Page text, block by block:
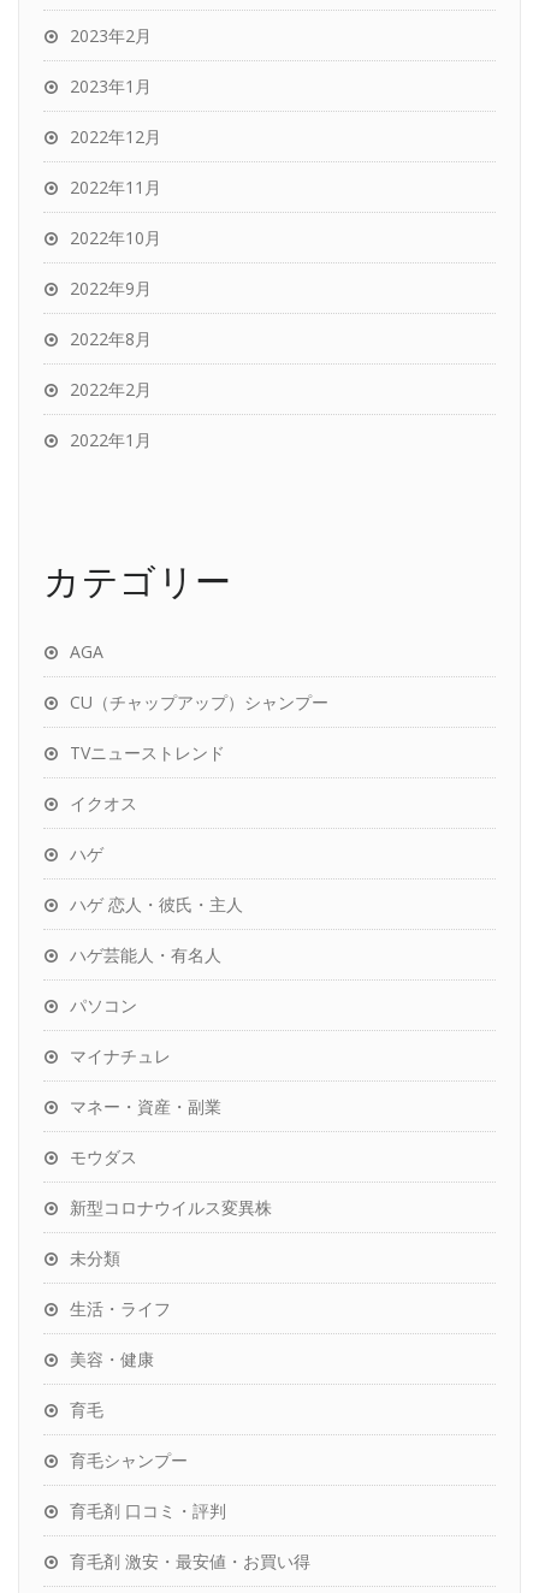
2023年2月
2023年1月
2022年12月
2022年11月
2022年10月
2022年9月
2022年8月
2022年2月
2022年1月
カテゴリー
AGA
CU（チャップアップ）シャンプー
TVニューストレンド
イクオス
ハゲ
ハゲ 恋人・彼氏・主人
ハゲ芸能人・有名人
パソコン
マイナチュレ
マネー・資産・副業
モウダス
新型コロナウイルス変異株
未分類
生活・ライフ
美容・健康
育毛
育毛シャンプー
育毛剤 口コミ・評判
育毛剤 激安・最安値・お買い得